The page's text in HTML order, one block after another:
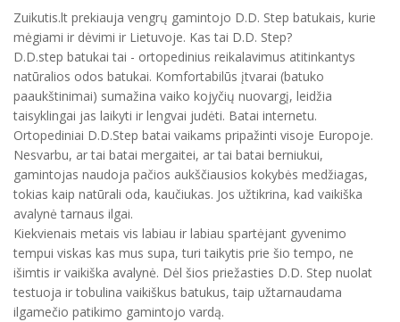
Zuikutis.lt prekiauja vengrų gamintojo D.D. Step batukais, kurie
mėgiami ir dėvimi ir Lietuvoje. Kas tai D.D. Step?
D.D.step batukai tai - ortopedinius reikalavimus atitinkantys
natūralios odos batukai. Komfortabilūs įtvarai (batuko
paaukštinimai) sumažina vaiko kojyčių nuovargį, leidžia
taisyklingai jas laikyti ir lengvai judėti. Batai internetu.
Ortopediniai D.D.Step batai vaikams pripažinti visoje Europoje.
Nesvarbu, ar tai batai mergaitei, ar tai batai berniukui,
gamintojas naudoja pačios aukščiausios kokybės medžiagas,
tokias kaip natūrali oda, kaučiukas. Jos užtikrina, kad vaikiška
avalynė tarnaus ilgai.
Kiekvienais metais vis labiau ir labiau spartėjant gyvenimo
tempui viskas kas mus supa, turi taikytis prie šio tempo, ne
išimtis ir vaikiška avalynė. Dėl šios priežasties D.D. Step nuolat
testuoja ir tobulina vaikiškus batukus, taip užtarnaudama
ilgamečio patikimo gamintojo vardą.